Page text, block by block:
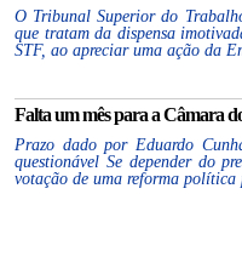
O Tribunal Superior do
que tratam da dispensa
STF, ao apreciar uma ação da
Falta um mês para a Câmara
Prazo dado por Eduardo
questionável Se depender do
votação de uma reforma política